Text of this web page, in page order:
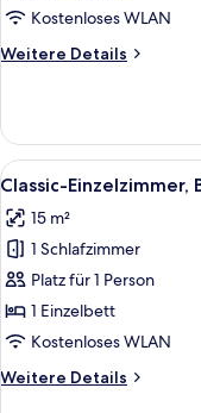
Kostenloses WLAN
Weitere Details
Weitere
Doppelzimmer,
Balkon
Alle
Fotos
für
Classic-
Einzelzimmer,
Balkon
anzeigen
2
Classic-Einzelzimmer,
15 m²
1 Schlafzimmer
Platz für 1 Person
1 Einzelbett
Kostenloses WLAN
Weitere Details
Weitere